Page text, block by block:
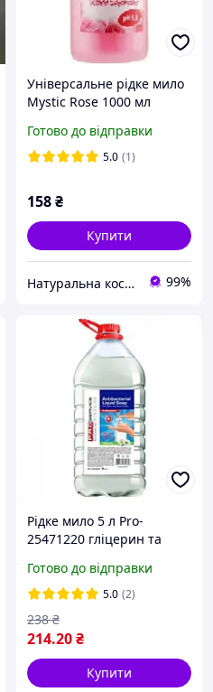
Універсальне рідке мило
Mystic Rose 1000 мл
Готово до відправки
5.0 (1)
158₴
Купити
Натуральна косметика і товари для здоров'я. "Barbara" 99%
Рідке мило 5 л Pro-
25471220 гліцерин та
Готово до відправки
5.0 (2)
214.20₴
238 ₴
Купити